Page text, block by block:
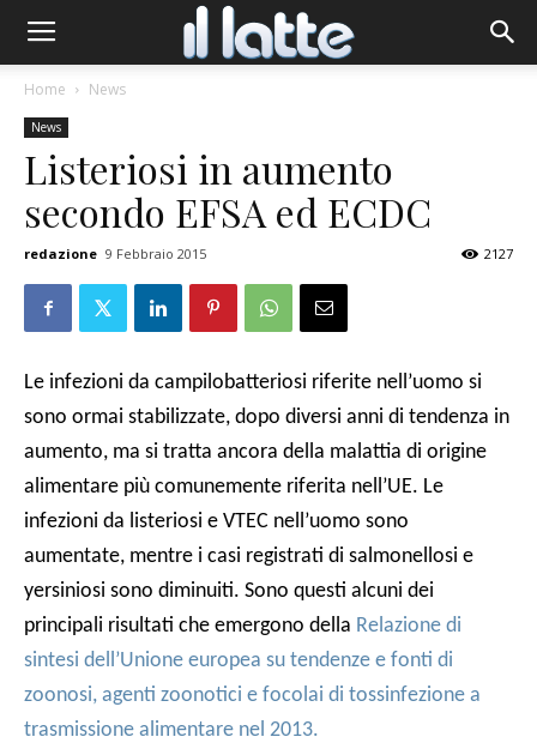
Home News
News
Listeriosi in aumento
secondo EFSA ed ECDC
redazione 9 Febbraio 2015 2127
Le infezioni da campilobatteriosi riferite nell’uomo si
sono ormai stabilizzate, dopo diversi anni di tendenza in
aumento, ma si tratta ancora della malattia di origine
alimentare più comunemente riferita nell’UE. Le
infezioni da listeriosi e VTEC nell’uomo sono
aumentate, mentre i casi registrati di salmonellosi e
yersiniosi sono diminuiti. Sono questi alcuni dei
principali risultati che emergono della Relazione di
sintesi dell’Unione europea su tendenze e fonti di
zoonosi, agenti zoonotici e focolai di tossinfezione a
trasmissione alimentare nel 2013.